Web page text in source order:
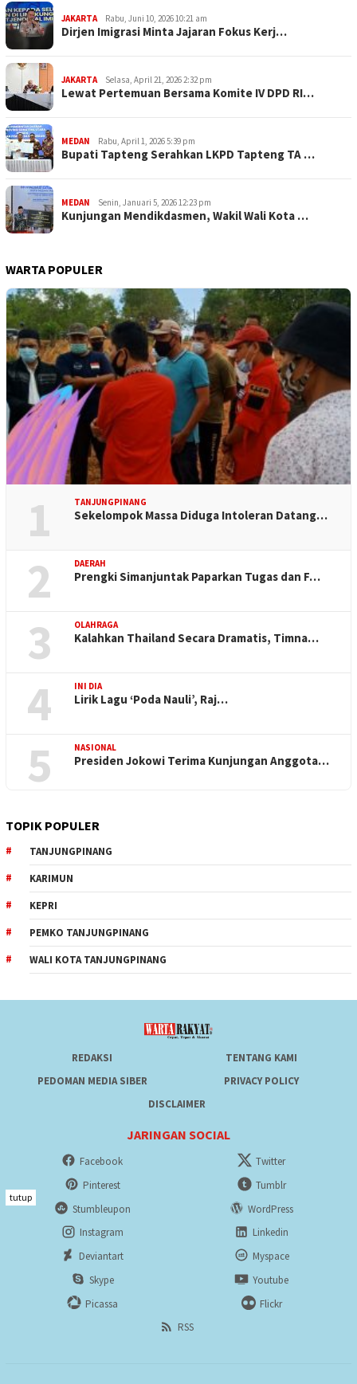
JAKARTA Rabu, Juni 10, 2026 10:21 am
Dirjen Imigrasi Minta Jajaran Fokus Kerj…
JAKARTA Selasa, April 21, 2026 2:32 pm
Lewat Pertemuan Bersama Komite IV DPD RI…
MEDAN Rabu, April 1, 2026 5:39 pm
Bupati Tapteng Serahkan LKPD Tapteng TA …
MEDAN Senin, Januari 5, 2026 12:23 pm
Kunjungan Mendikdasmen, Wakil Wali Kota …
WARTA POPULER
1 TANJUNGPINANG
Sekelompok Massa Diduga Intoleran Datang…
2 DAERAH
Prengki Simanjuntak Paparkan Tugas dan F…
3 OLAHRAGA
Kalahkan Thailand Secara Dramatis, Timna…
4 INI DIA
Lirik Lagu ‘Poda Nauli’, Raj…
5 NASIONAL
Presiden Jokowi Terima Kunjungan Anggota…
TOPIK POPULER
TANJUNGPINANG
KARIMUN
KEPRI
PEMKO TANJUNGPINANG
WALI KOTA TANJUNGPINANG
REDAKSI
TENTANG KAMI
PEDOMAN MEDIA SIBER
PRIVACY POLICY
DISCLAIMER
JARINGAN SOCIAL
Facebook
Twitter
Pinterest
Tumblr
Stumbleupon
WordPress
Instagram
Linkedin
Deviantart
Myspace
Skype
Youtube
Picassa
Flickr
RSS
tutup